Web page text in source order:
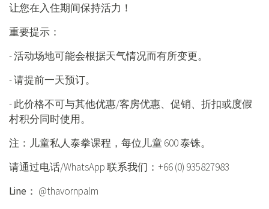
让您在入住期间保持活力！
重要提示：
- 活动场地可能会根据天气情况而有所变更。
- 请提前一天预订。
- 此价格不可与其他优惠/客房优惠、促销、折扣或度假
村积分同时使用。
注：儿童私人泰拳课程，每位儿童 600 泰铢。
请通过电话/WhatsApp 联系我们：+66 (0) 935827983
Line： @thavornpalm